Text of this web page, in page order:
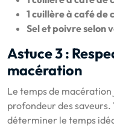
1 cuillère à café de
Sel et poivre selon
Astuce 3 :
macération
Le temps de macération
profondeur des saveurs.
déterminer le temps